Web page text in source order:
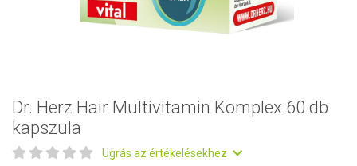
Dr. Herz Hair Multivitamin Komplex 60 db
kapszula
Ugrás az értékelésekhez